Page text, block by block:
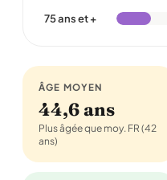
75 ans et +
ÂGE MOYEN
44,6 ans
Plus âgée que moy. FR (42
ans)